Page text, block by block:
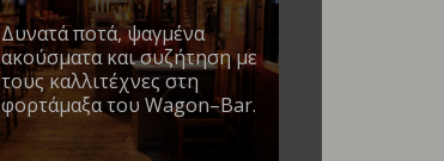
Δυνατά ποτά, ψαγμένα
ακούσματα και συζήτηση με
τους καλλιτέχνες στη
φορτάμαξα του Wagon–Bar.